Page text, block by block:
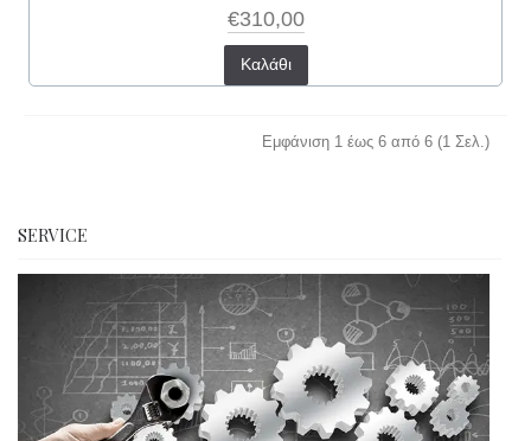
€310,00
Καλάθι
Εμφάνιση 1 έως 6 από 6 (1 Σελ.)
SERVICE